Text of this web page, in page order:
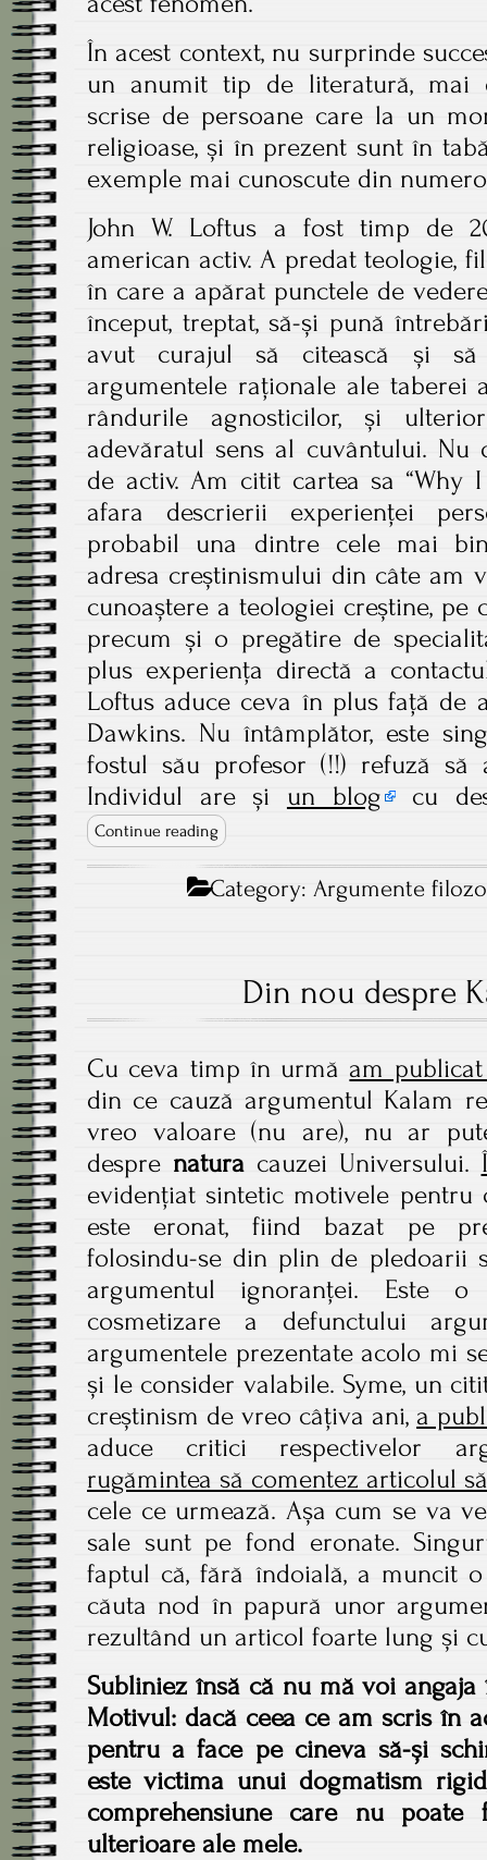
În acest context, nu surprinde
un anumit tip de literatură, mai
scrise de persoane care la un
religioase, și în prezent sunt în
exemple mai cunoscute din
John W. Loftus a fost timp de
american activ. A predat teologie,
în care a apărat punctele de
început, treptat, să-și pună
avut curajul să citească și să
argumentele raționale ale taberei
rândurile agnosticilor, și
adevăratul sens al cuvântului.
de activ. Am citit cartea sa “Why
afara descrierii experienței
probabil una dintre cele mai
adresa creștinismului din câte am
cunoaștere a teologiei creștine, pe
precum și o pregătire de
plus experiența directă a
Loftus aduce ceva în plus față de
Dawkins. Nu întâmplător, este
fostul său profesor (!!) refuză să
Individul are și un blog cu
Continue reading
Category:Argumente
Din nou despre
Cu ceva timp în urmă am
din ce cauză argumentul Kalam
vreo valoare (nu are), nu ar
despre naturacauzei Universului.
evidențiat sintetic motivele pentru
este eronat, fiind bazat pe
folosindu-se din plin de pledoarii
argumentul ignoranței. Este
cosmetizare a defunctului
argumentele prezentate acolo mi
și le consider valabile. Syme, un
creștinism de vreo câțiva ani, a
aduce critici respectivelor
rugămintea să comentez articolul
cele ce urmează. Așa cum se va
sale sunt pe fond eronate.
faptul că, fără îndoială, a muncit
căuta nod în papură unor
rezultând un articol foarte lung și
Subliniez însă că nu mă voi
Motivul: dacă ceea ce am scris în
pentru a face pe cineva să-și
este victima unui dogmatism
comprehensiune care nu
ulterioare ale mele.